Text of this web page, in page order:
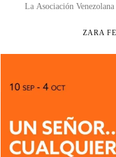
La Asociación
ZARA